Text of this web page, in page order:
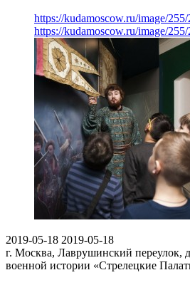
https://kudamoscow.ru/image/
https://kudamoscow.ru/image/
2019-05-18 2019-05-18
г. Москва, Лаврушинский переулок,
военной истории «Стрелецкие